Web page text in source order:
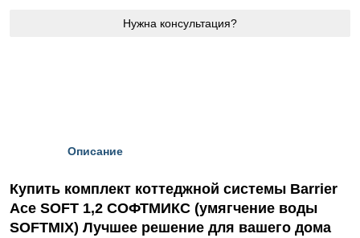
Нужна консультация?
Описание
Купить комплект коттеджной системы Barrier
Ace SOFT 1,2 СОФТМИКС (умягчение воды
SOFTMIX) Лучшее решение для вашего дома